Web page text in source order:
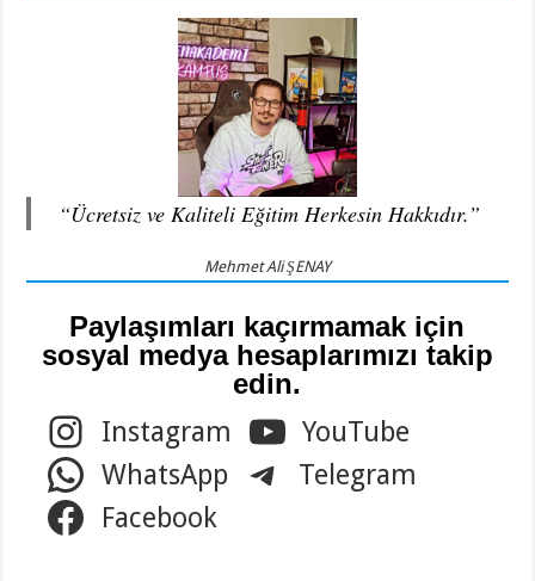
“Ücretsiz ve Kaliteli Eğitim Herkesin Hakkıdır.”
Mehmet Ali ŞENAY
Paylaşımları kaçırmamak için
sosyal medya hesaplarımızı takip
edin.
Instagram
YouTube
WhatsApp
Telegram
Facebook